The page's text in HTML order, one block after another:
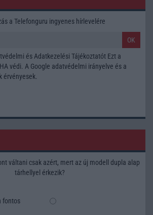
a Telefonguru ingyenes hírlevelére
OK
és Adatkezelési Tájékoztatót Ezt a
védi. A Google adatvédelmi irányelve és a
érvényesek.
váltani csak azért, mert az új modell dupla alap
tárhellyel érkezik?
fontos